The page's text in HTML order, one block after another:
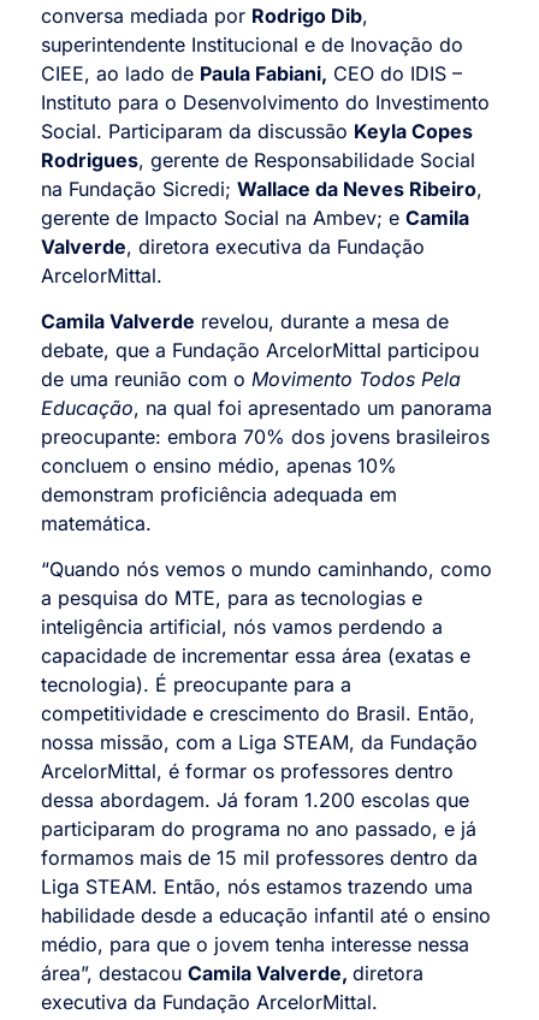
conversa mediada por Rodrigo Dib,
superintendente Institucional e de Inovação do
CIEE, ao lado de Paula Fabiani, CEO do IDIS –
Instituto para o Desenvolvimento do Investimento
Social. Participaram da discussão Keyla Copes
Rodrigues, gerente de Responsabilidade Social
na Fundação Sicredi; Wallace da Neves Ribeiro,
gerente de Impacto Social na Ambev; e Camila
Valverde, diretora executiva da Fundação
ArcelorMittal.
Camila Valverde revelou, durante a mesa de
debate, que a Fundação ArcelorMittal participou
de uma reunião com o Movimento Todos Pela
Educação, na qual foi apresentado um panorama
preocupante: embora 70% dos jovens brasileiros
concluem o ensino médio, apenas 10%
demonstram proficiência adequada em
matemática.
“Quando nós vemos o mundo caminhando, como
a pesquisa do MTE, para as tecnologias e
inteligência artificial, nós vamos perdendo a
capacidade de incrementar essa área (exatas e
tecnologia). É preocupante para a
competitividade e crescimento do Brasil. Então,
nossa missão, com a Liga STEAM, da Fundação
ArcelorMittal, é formar os professores dentro
dessa abordagem. Já foram 1.200 escolas que
participaram do programa no ano passado, e já
formamos mais de 15 mil professores dentro da
Liga STEAM. Então, nós estamos trazendo uma
habilidade desde a educação infantil até o ensino
médio, para que o jovem tenha interesse nessa
área”, destacou Camila Valverde, diretora
executiva da Fundação ArcelorMittal.